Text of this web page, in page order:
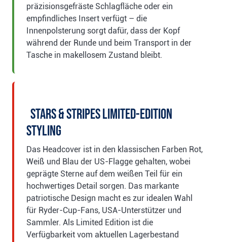
präzisionsgefräste Schlagfläche oder ein
empfindliches Insert verfügt – die
Innenpolsterung sorgt dafür, dass der Kopf
während der Runde und beim Transport in der
Tasche in makellosem Zustand bleibt.
Stars & Stripes Limited-Edition
Styling
Das Headcover ist in den klassischen Farben Rot,
Weiß und Blau der US-Flagge gehalten, wobei
geprägte Sterne auf dem weißen Teil für ein
hochwertiges Detail sorgen. Das markante
patriotische Design macht es zur idealen Wahl
für Ryder-Cup-Fans, USA-Unterstützer und
Sammler. Als Limited Edition ist die
Verfügbarkeit vom aktuellen Lagerbestand